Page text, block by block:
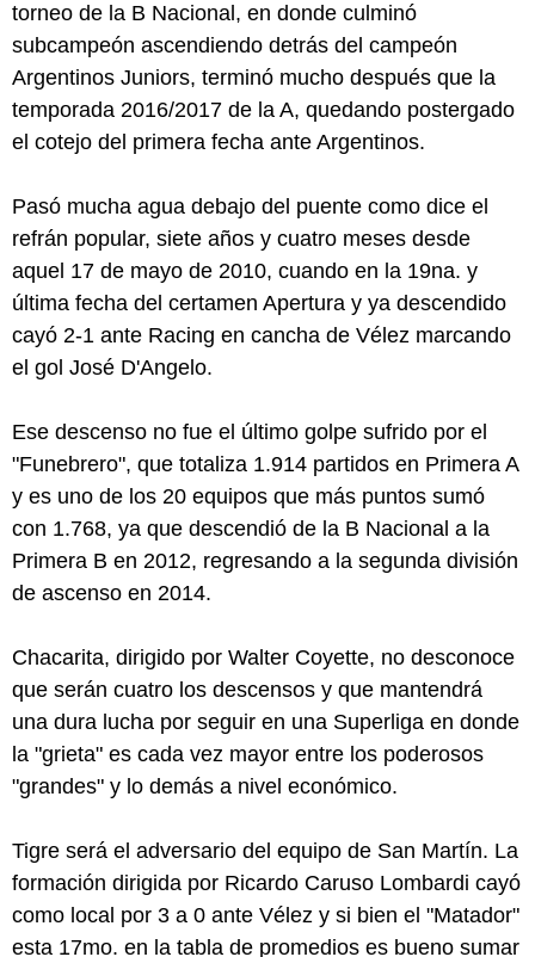
torneo de la B Nacional, en donde culminó
subcampeón ascendiendo detrás del campeón
Argentinos Juniors, terminó mucho después que la
temporada 2016/2017 de la A, quedando postergado
el cotejo del primera fecha ante Argentinos.
Pasó mucha agua debajo del puente como dice el
refrán popular, siete años y cuatro meses desde
aquel 17 de mayo de 2010, cuando en la 19na. y
última fecha del certamen Apertura y ya descendido
cayó 2-1 ante Racing en cancha de Vélez marcando
el gol José D'Angelo.
Ese descenso no fue el último golpe sufrido por el
"Funebrero", que totaliza 1.914 partidos en Primera A
y es uno de los 20 equipos que más puntos sumó
con 1.768, ya que descendió de la B Nacional a la
Primera B en 2012, regresando a la segunda división
de ascenso en 2014.
Chacarita, dirigido por Walter Coyette, no desconoce
que serán cuatro los descensos y que mantendrá
una dura lucha por seguir en una Superliga en donde
la "grieta" es cada vez mayor entre los poderosos
"grandes" y lo demás a nivel económico.
Tigre será el adversario del equipo de San Martín. La
formación dirigida por Ricardo Caruso Lombardi cayó
como local por 3 a 0 ante Vélez y si bien el "Matador"
esta 17mo. en la tabla de promedios es bueno sumar